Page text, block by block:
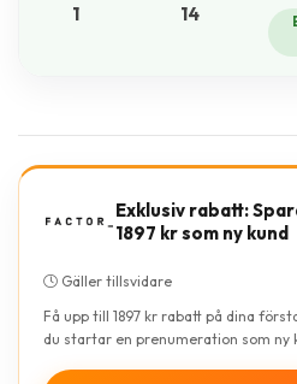
1 14
Exklusiv rabatt:
1897 kr som ny kund
Gäller tillsvidare
Få upp till 1897 kr rabatt på dina
du startar en prenumeration som ny